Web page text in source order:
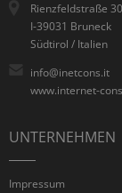
Rienzfeldstraße 30
I-39031 Bruneck
Südtirol / Italien
info@inetcons.it
www.internet-
UNTERNEHMEN
Impressum